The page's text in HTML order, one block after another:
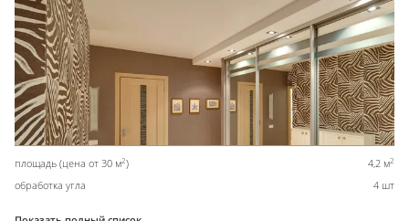
площадь (цена от 30 м2) 4,2 м2
обработка угла 4 шт